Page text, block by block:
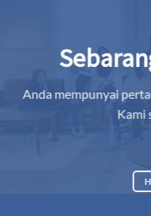
Anda mempunyai
Kami